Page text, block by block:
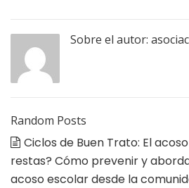
Sobre el autor:
Random Posts
Ciclos de Buen Trato: El
restas? Cómo prevenir y
acoso escolar desde la